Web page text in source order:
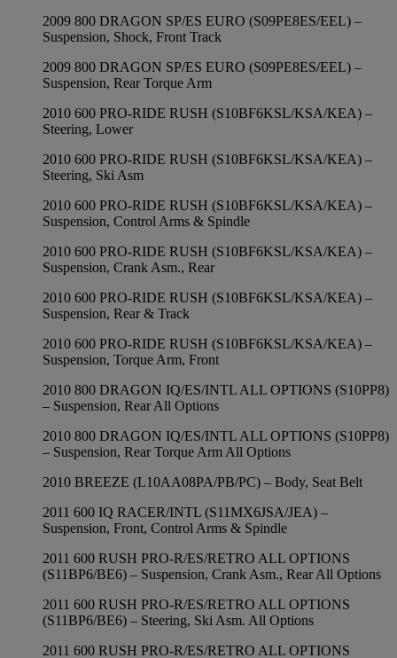
2009 800 DRAGON SP/ES EURO (S09PE8ES/EEL) –
Suspension, Shock, Front Track
2009 800 DRAGON SP/ES EURO (S09PE8ES/EEL) –
Suspension, Rear Torque Arm
2010 600 PRO-RIDE RUSH (S10BF6KSL/KSA/KEA) –
Steering, Lower
2010 600 PRO-RIDE RUSH (S10BF6KSL/KSA/KEA) –
Steering, Ski Asm
2010 600 PRO-RIDE RUSH (S10BF6KSL/KSA/KEA) –
Suspension, Control Arms & Spindle
2010 600 PRO-RIDE RUSH (S10BF6KSL/KSA/KEA) –
Suspension, Crank Asm., Rear
2010 600 PRO-RIDE RUSH (S10BF6KSL/KSA/KEA) –
Suspension, Rear & Track
2010 600 PRO-RIDE RUSH (S10BF6KSL/KSA/KEA) –
Suspension, Torque Arm, Front
2010 800 DRAGON IQ/ES/INTL ALL OPTIONS (S10PP8)
– Suspension, Rear All Options
2010 800 DRAGON IQ/ES/INTL ALL OPTIONS (S10PP8)
– Suspension, Rear Torque Arm All Options
2010 BREEZE (L10AA08PA/PB/PC) – Body, Seat Belt
2011 600 IQ RACER/INTL (S11MX6JSA/JEA) –
Suspension, Front, Control Arms & Spindle
2011 600 RUSH PRO-R/ES/RETRO ALL OPTIONS
(S11BP6/BE6) – Suspension, Crank Asm., Rear All Options
2011 600 RUSH PRO-R/ES/RETRO ALL OPTIONS
(S11BP6/BE6) – Steering, Ski Asm. All Options
2011 600 RUSH PRO-R/ES/RETRO ALL OPTIONS